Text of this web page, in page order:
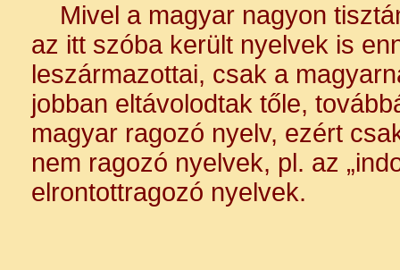
Mivel a magyar nagyon
az itt szóba került nyelvek is
leszármazottai, csak a
jobban eltávolodtak tőle,
magyar ragozó nyelv, ezért
nem ragozó nyelvek, pl. az
elrontottragozó nyelvek.